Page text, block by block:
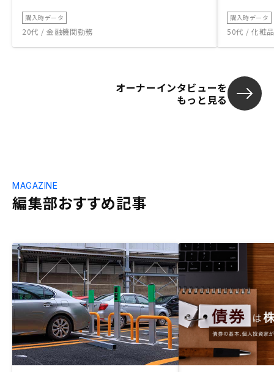
購入時データ
20代 / 金融機関勤務
購入時データ
50代 / 化粧
オーナーインタビューを
もっと見る
編集部おすすめ記事
MAGAZINE